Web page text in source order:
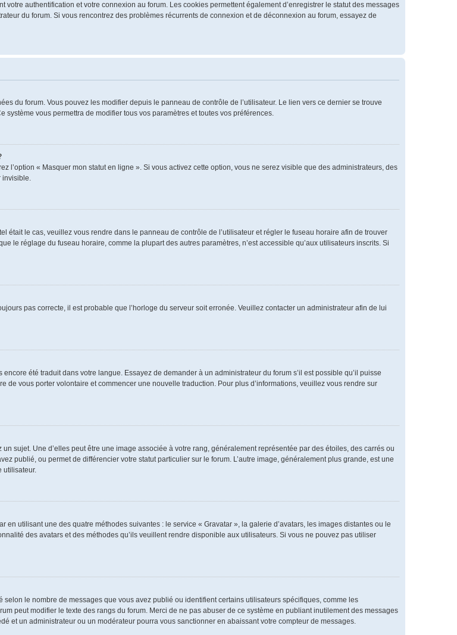
authentification et votre connexion au forum. Les cookies permettent également d’enregistrer le statut des messages
du forum. Si vous rencontrez des problèmes récurrents de connexion et de déconnexion au forum, essayez de
du forum. Vous pouvez les modifier depuis le panneau de contrôle de l’utilisateur. Le lien vers ce dernier se trouve
vous permettra de modifier tous vos paramètres et toutes vos préférences.
l’option « Masquer mon statut en ligne ». Si vous activez cette option, vous ne serez visible que des administrateurs, des
invisible.
était le cas, veuillez vous rendre dans le panneau de contrôle de l’utilisateur et régler le fuseau horaire afin de trouver
le réglage du fuseau horaire, comme la plupart des autres paramètres, n’est accessible qu’aux utilisateurs inscrits. Si
pas correcte, il est probable que l’horloge du serveur soit erronée. Veuillez contacter un administrateur afin de lui
été traduit dans votre langue. Essayez de demander à un administrateur du forum s’il est possible qu’il puisse
de vous porter volontaire et commencer une nouvelle traduction. Pour plus d’informations, veuillez vous rendre sur
sujet. Une d’elles peut être une image associée à votre rang, généralement représentée par des étoiles, des carrés ou
publié, ou permet de différencier votre statut particulier sur le forum. L’autre image, généralement plus grande, est une
utilisateur.
utilisant une des quatre méthodes suivantes : le service « Gravatar », la galerie d’avatars, les images distantes ou le
des avatars et des méthodes qu’ils veuillent rendre disponible aux utilisateurs. Si vous ne pouvez pas utiliser
le nombre de messages que vous avez publié ou identifient certains utilisateurs spécifiques, comme les
peut modifier le texte des rangs du forum. Merci de ne pas abuser de ce système en publiant inutilement des messages
et un administrateur ou un modérateur pourra vous sanctionner en abaissant votre compteur de messages.